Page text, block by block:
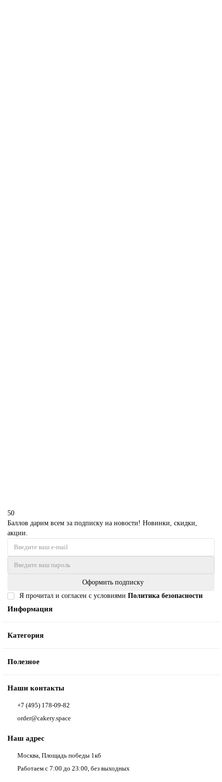
50
Баллов дарим всем за подписку на новости! Новинки, скидки,
акции.
Оформить подписку
Я прочитал и согласен с условиями Политика безопасности
Информация
Категория
Полезное
Наши контакты
+7 (495) 178-09-82
order@cakery.space
Наш адрес
Москва, Площадь победы 1кб
Работаем с 7:00 до 23:00, без выходных